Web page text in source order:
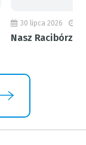
30 lipca 2026
Nasz Racibórz